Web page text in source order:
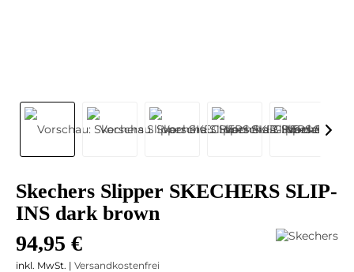
Skechers Slipper SKECHERS SLIP-
INS dark brown
94,95 €
inkl. MwSt. | Versandkostenfrei